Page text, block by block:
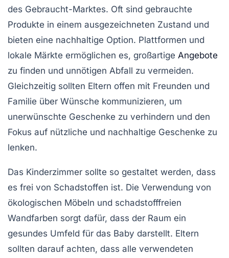
des Gebraucht-Marktes. Oft sind gebrauchte
Produkte in einem ausgezeichneten Zustand und
bieten eine nachhaltige Option. Plattformen und
lokale Märkte ermöglichen es, großartige Angebote
zu finden und unnötigen Abfall zu vermeiden.
Gleichzeitig sollten Eltern offen mit Freunden und
Familie über Wünsche kommunizieren, um
unerwünschte Geschenke zu verhindern und den
Fokus auf nützliche und nachhaltige Geschenke zu
lenken.
Das Kinderzimmer sollte so gestaltet werden, dass
es frei von Schadstoffen ist. Die Verwendung von
ökologischen Möbeln und schadstofffreien
Wandfarben sorgt dafür, dass der Raum ein
gesundes Umfeld für das Baby darstellt. Eltern
sollten darauf achten, dass alle verwendeten